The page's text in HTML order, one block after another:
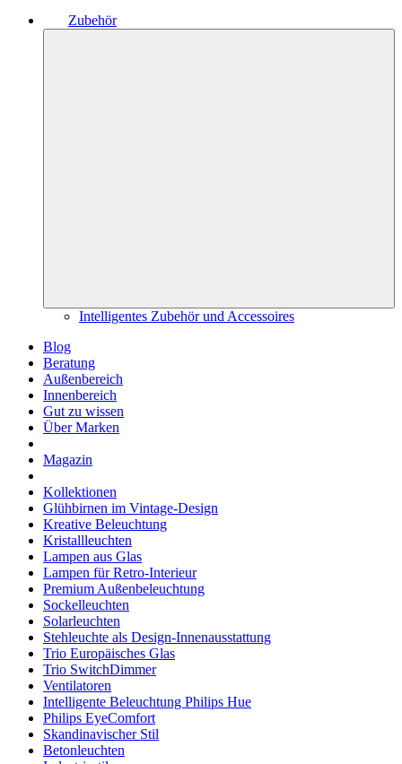
Zubehör
Intelligentes Zubehör und Accessoires
Blog
Beratung
Außenbereich
Innenbereich
Gut zu wissen
Über Marken
Magazin
Kollektionen
Glühbirnen im Vintage-Design
Kreative Beleuchtung
Kristallleuchten
Lampen aus Glas
Lampen für Retro-Interieur
Premium Außenbeleuchtung
Sockelleuchten
Solarleuchten
Stehleuchte als Design-Innenausstattung
Trio Europäisches Glas
Trio SwitchDimmer
Ventilatoren
Intelligente Beleuchtung Philips Hue
Philips EyeComfort
Skandinavischer Stil
Betonleuchten